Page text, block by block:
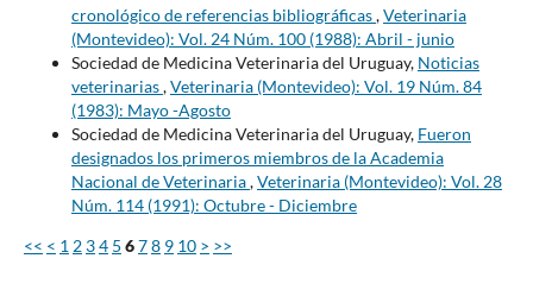
cronológico de referencias bibliográficas,Veterinaria
(Montevideo): Vol. 24 Núm. 100 (1988): Abril - junio
Sociedad de Medicina Veterinaria del Uruguay, Noticias
veterinarias,Veterinaria (Montevideo): Vol. 19 Núm. 84
(1983): Mayo -Agosto
Sociedad de Medicina Veterinaria del Uruguay, Fueron
designados los primeros miembros de la Academia
Nacional de Veterinaria,Veterinaria (Montevideo): Vol. 28
Núm. 114 (1991): Octubre - Diciembre
<< < 1 2 34 5 678 9 10 > >>